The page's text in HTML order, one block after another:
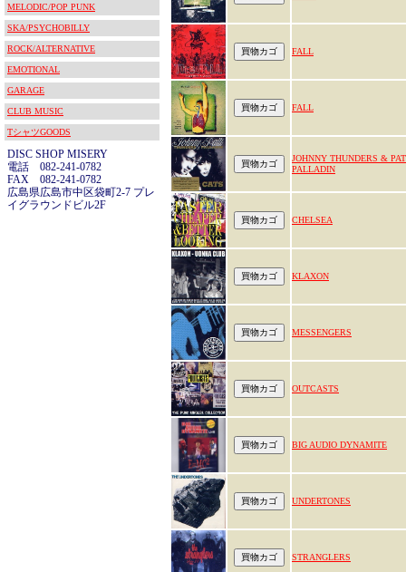
MELODIC/POP PUNK
SKA/PSYCHOBILLY
ROCK/ALTERNATIVE
EMOTIONAL
GARAGE
CLUB MUSIC
TシャツGOODS
DISC SHOP MISERY
電話 082-241-0782
FAX 082-241-0782
広島県広島市中区袋町2-7 プレ
イグラウンドビル2F
FALL
FALL
JOHNNY THUNDERS &
PALLADIN
CHELSEA
KLAXON
MESSENGERS
OUTCASTS
BIG AUDIO DYNAMITE
UNDERTONES
STRANGLERS